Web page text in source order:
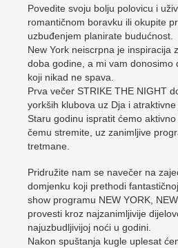
Povedite svoju bolju polovicu i
romantičnom boravku ili okupite
uzbuđenjem planirate budućnost.
New York neiscrpna je inspiracija
doba godine, a mi vam donosimo
koji nikad ne spava.
Prva večer STRIKE THE NIGHT
yorkših klubova uz Dja i
Staru godinu ispratit ćemo
čemu stremite, uz zanimljive
tretmane.
Pridružite nam se navečer na
domjenku koji prethodi
show programu NEW YORK,
provesti kroz najzanimljivije
najuzbudljivijoj noći u godini.
Nakon spuštanja kugle uplesat